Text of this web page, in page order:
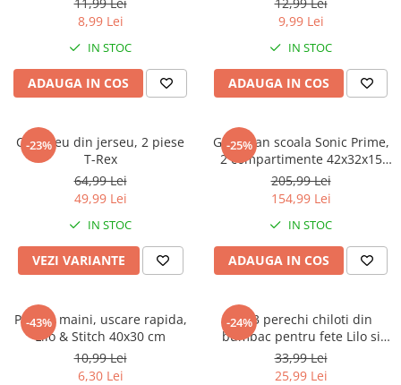
Wonder Woman
The Grinch
FLAMINGO
Incaltaminte fete
Pantofi fete
Pantofi sport fete
Sandale fete
8,99 Lei
IN STOC
ADAUGA IN COS
9,99 Lei
IN STOC
ADAUGA IN COS
-23%
Compleu din jerseu, 2 piese
T-Rex
64,99 Lei
49,99 Lei
IN STOC
VEZI VARIANTE
-25%
Ghiozdan scoala Sonic Prime,
2 compartimente 42x32x15
cm
205,99 Lei
154,99 Lei
IN STOC
ADAUGA IN COS
-43%
Prosop maini, uscare rapida,
Lilo & Stitch 40x30 cm
10,99 Lei
6,30 Lei
-24%
Set 3 perechi chiloti din
bumbac pentru fete Lilo si
Stitch
33,99 Lei
25,99 Lei